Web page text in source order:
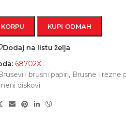
KUPI ODMAH
Dodaj na listu želja
68702X
Brusevi i brusni papiri, Brusne i rezne
diskovi